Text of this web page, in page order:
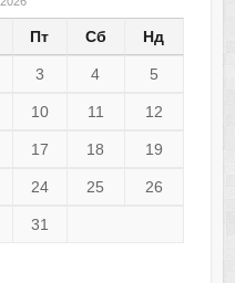
Пт Сб Нд
3 4 5
10 11 12
17 18 19
24 25 26
31